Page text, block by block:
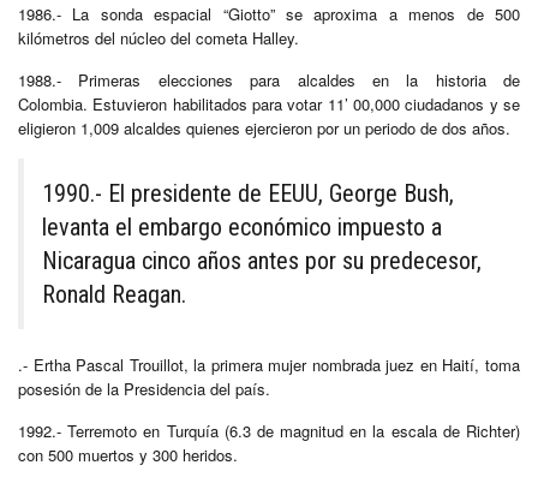
1986.- La sonda espacial “Giotto” se aproxima a menos de 500
kilómetros del núcleo del cometa Halley.
1988.- Primeras elecciones para alcaldes en la historia de
Colombia. Estuvieron habilitados para votar 11’ 00,000 ciudadanos y se
eligieron 1,009 alcaldes quienes ejercieron por un periodo de dos años.
1990.- El presidente de EEUU, George Bush,
levanta el embargo económico impuesto a
Nicaragua cinco años antes por su predecesor,
Ronald Reagan.
.- Ertha Pascal Trouillot, la primera mujer nombrada juez en Haití, toma
posesión de la Presidencia del país.
1992.- Terremoto en Turquía (6.3 de magnitud en la escala de Richter)
con 500 muertos y 300 heridos.